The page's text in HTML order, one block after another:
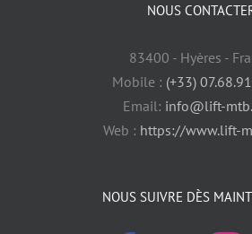
NOUS
83400 - Hyères -
Mobile : (+33)
Email: info@lift-
Web : https://www.lift-
NOUS SUIVRE DÈS